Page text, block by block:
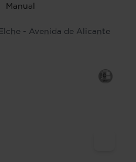
Manual
- Avenida de Alicante